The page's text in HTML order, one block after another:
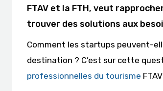
FTAV et la FTH, veut
trouver des solutions aux
Comment les startups peuvent-
destination ? C’est sur cette
professionnelles du tourisme